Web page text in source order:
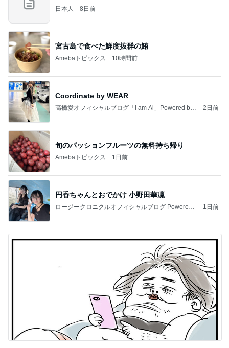
日本人 8日前
宮古島で食べた鮮度抜群の鮪
Amebaトピックス 10時間前
Coordinate by WEAR
高橋愛オフィシャルブログ「I am Ai」Powered by
2日前
旬のパッションフルーツの無料持ち帰り
Amebaトピックス 1日前
円香ちゃんとおでかけ 小野田華凜
ロージークロニクルオフィシャルブログ Powered
1日前